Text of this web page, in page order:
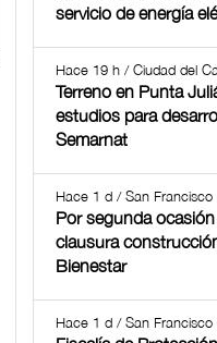
servicio de energía
Hace 19 h / Ciudad del
Terreno en Punta
estudios para
Semarnat
Hace 1 d / San
Por segunda
clausura
Bienestar
Hace 1 d / San